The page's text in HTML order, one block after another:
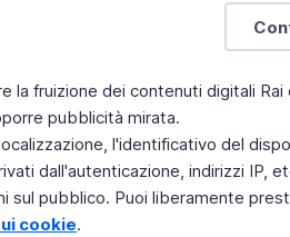
fruizione dei contenuti digitali Rai
pubblicità mirata.
l'identificativo del
dall'autenticazione, indirizzi IP,
sul pubblico. Puoi liberamente
cookie.